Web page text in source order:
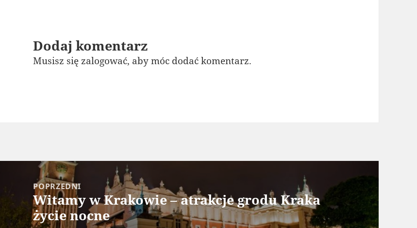
Dodaj komentarz
Musisz sięzalogować, aby móc dodać komentarz.
Nawigacja
POPRZEDNI
Poprzedni
wpis:
Witamy w Krakowie – atrakcje grodu Kraka
życie nocne